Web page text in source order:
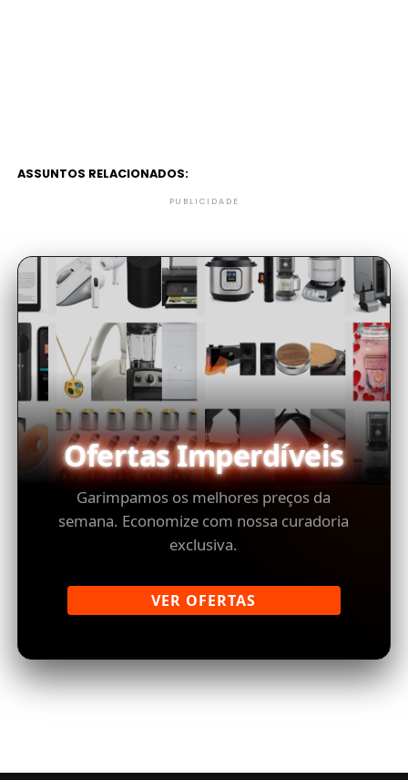
ASSUNTOS RELACIONADOS:
PUBLICIDADE
Ofertas Imperdíveis
Garimpamos os melhores preços da
semana. Economize com nossa curadoria
exclusiva.
VER OFERTAS